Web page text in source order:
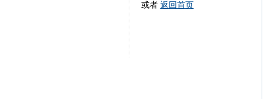
或者 返回首页